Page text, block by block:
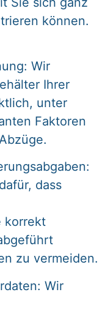
können.
Wir
Ihrer
unter
Faktoren
dass
korrekt
zu vermeiden.
Wir